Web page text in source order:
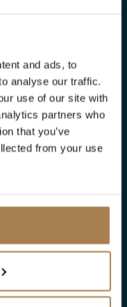
and ads, to
analyse our traffic.
use of our site with
partners who
that you’ve
from your use